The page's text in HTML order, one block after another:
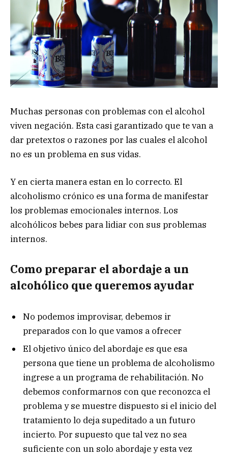
Muchas personas con problemas con el alcohol
viven negación. Esta casi garantizado que te van a
dar pretextos o razones por las cuales el alcohol
no es un problema en sus vidas.
Y en cierta manera estan en lo correcto. El
alcoholismo crónico es una forma de manifestar
los problemas emocionales internos. Los
alcohólicos bebes para lidiar con sus problemas
internos.
Como preparar el abordaje a un
alcohólico que queremos ayudar
No podemos improvisar, debemos ir
preparados con lo que vamos a ofrecer
El objetivo único del abordaje es que esa
persona que tiene un problema de alcoholismo
ingrese a un programa de rehabilitación. No
debemos conformarnos con que reconozca el
problema y se muestre dispuesto si el inicio del
tratamiento lo deja supeditado a un futuro
incierto. Por supuesto que tal vez no sea
suficiente con un solo abordaje y esta vez